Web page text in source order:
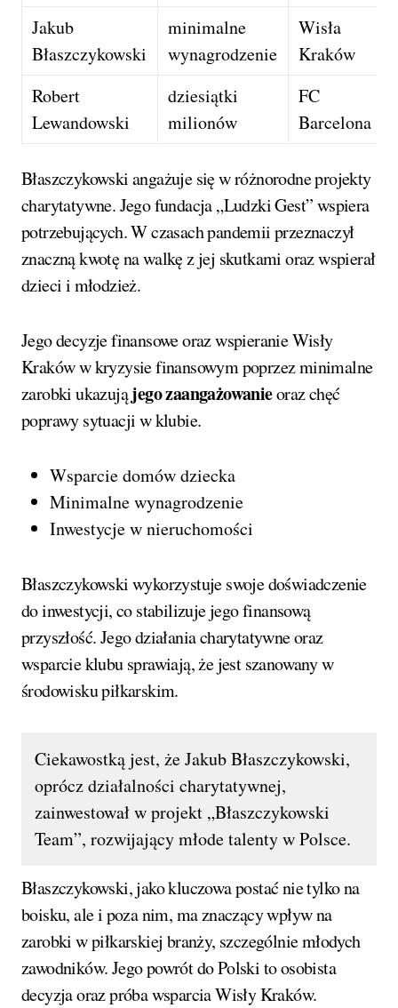
Jakub
Błaszczykowski
minimalne
wynagrodzenie
Wisła
Kraków
Robert
Lewandowski
dziesiątki
milionów
FC
Barcelona
Błaszczykowski angażuje się w różnorodne projekty
charytatywne. Jego fundacja „Ludzki Gest” wspiera
potrzebujących. W czasach pandemii przeznaczył
znaczną kwotę na walkę z jej skutkami oraz wspierał
dzieci i młodzież.
Jego decyzje finansowe oraz wspieranie Wisły
Kraków w kryzysie finansowym poprzez minimalne
zarobki ukazująjego zaangażowanieoraz chęć
poprawy sytuacji w klubie.
Wsparcie domów dziecka
Minimalne wynagrodzenie
Inwestycje w nieruchomości
Błaszczykowski wykorzystuje swoje doświadczenie
do inwestycji, co stabilizuje jego finansową
przyszłość. Jego działania charytatywne oraz
wsparcie klubu sprawiają, że jest szanowany w
środowisku piłkarskim.
Ciekawostką jest, że Jakub Błaszczykowski,
oprócz działalności charytatywnej,
zainwestował w projekt „Błaszczykowski
Team”, rozwijający młode talenty w Polsce.
Błaszczykowski, jako kluczowa postać nie tylko na
boisku, ale i poza nim, ma znaczący wpływ na
zarobki w piłkarskiej branży, szczególnie młodych
zawodników. Jego powrót do Polski to osobista
decyzja oraz próba wsparcia Wisły Kraków.